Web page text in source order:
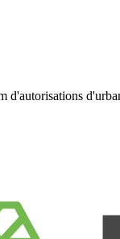
d'autorisations